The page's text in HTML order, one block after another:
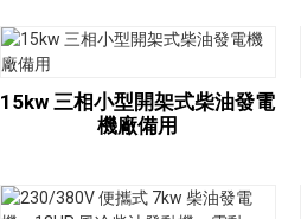
15kw 三相小型開架式柴油發電
機廠備用